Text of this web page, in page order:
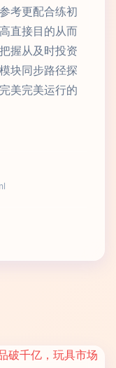
考更配合练初
直接目的从而
握从及时投资
块同步路径探
美完美运行的